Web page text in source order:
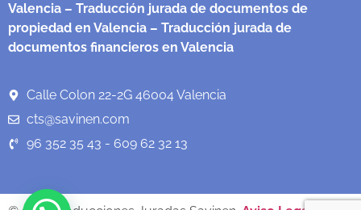
Valencia – Traducción jurada de documentos de
propiedad en Valencia – Traducción jurada de
documentos financieros en Valencia
Calle Colon 22-2G 46004 Valencia
cts@savinen.com
96 352 35 43 - 609 62 32 13